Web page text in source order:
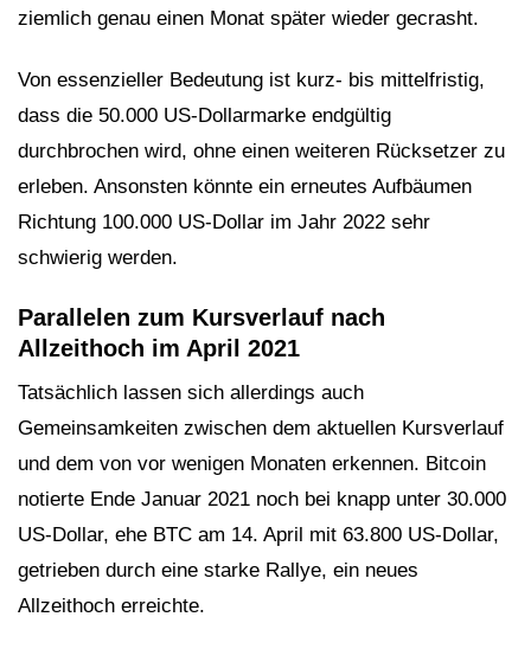
ziemlich genau einen Monat später wieder gecrasht.
Von essenzieller Bedeutung ist kurz- bis mittelfristig,
dass die 50.000 US-Dollarmarke endgültig
durchbrochen wird, ohne einen weiteren Rücksetzer zu
erleben. Ansonsten könnte ein erneutes Aufbäumen
Richtung 100.000 US-Dollar im Jahr 2022 sehr
schwierig werden.
Parallelen zum Kursverlauf nach
Allzeithoch im April 2021
Tatsächlich lassen sich allerdings auch
Gemeinsamkeiten zwischen dem aktuellen Kursverlauf
und dem von vor wenigen Monaten erkennen. Bitcoin
notierte Ende Januar 2021 noch bei knapp unter 30.000
US-Dollar, ehe BTC am 14. April mit 63.800 US-Dollar,
getrieben durch eine starke Rallye, ein neues
Allzeithoch erreichte.